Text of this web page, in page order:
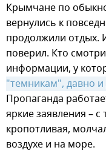
Крымчане по
вернулись к
продолжили отдых.
поверил. Кто
информации, у
"темникам", давно
Пропаганда
яркие заявления –
кропотливая,
воздухе и на море.